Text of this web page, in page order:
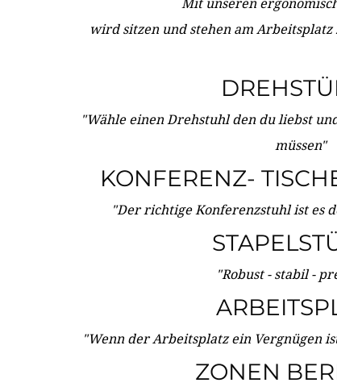
Mit unseren
wird sitzen und stehen am
"Wähle einen Drehstuhl den du liebst
müssen"
KONFERENZ-
"Der richtige Konferenzstuhl ist es
"Robust - stabil -
"Wenn der Arbeitsplatz ein Vergnügen
ZONEN